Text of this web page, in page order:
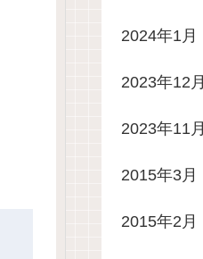
2024年1月
2023年12月
2023年11月
2015年3月
2015年2月